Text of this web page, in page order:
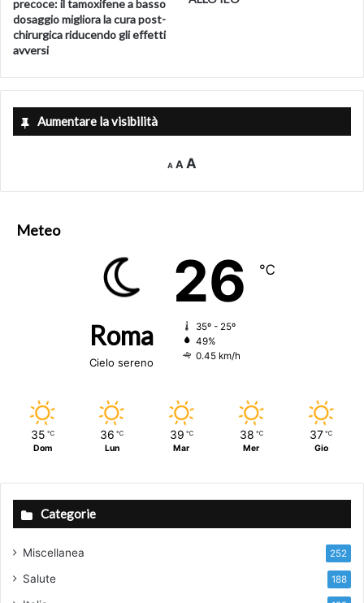
precoce: il tamoxifene a basso
dosaggio migliora la cura post-
chirurgica riducendo gli effetti
avversi
Aumentare la visibilità
A
Decrease
font
A Reset
size.
A
Meteo
Roma
Cielo sereno
26 ℃
35º - 25º
49%
0.45 km/h
35 ℃
Dom
36 ℃
Lun
39 ℃
Mar
38 ℃
Mer
37 ℃
Gio
Categorie
Miscellanea 252
Salute 188